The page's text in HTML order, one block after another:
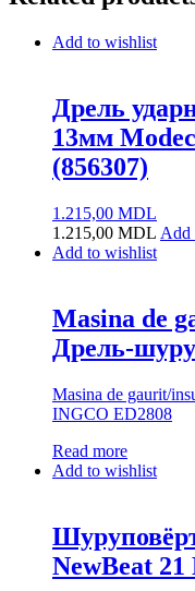
Add to wishlist
Дрель
13мм
(856307)
1.215,00 MDL
1.215,00 MDL Add
Add to wishlist
Masina de
Дрель-
Masina de gaurit/
INGCO ED2808
Read more
Add to wishlist
NewBeat 21